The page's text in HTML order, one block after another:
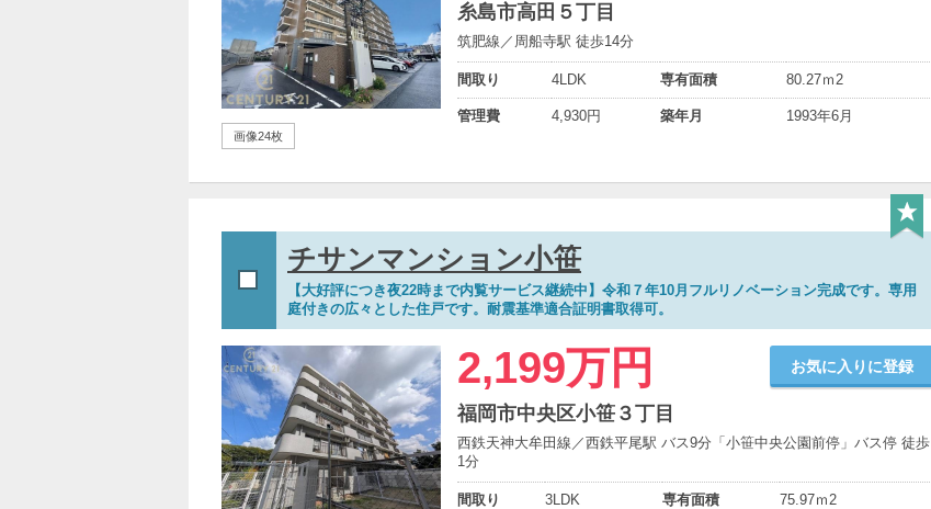
画像24枚
糸島市高田５丁目
筑肥線／周船寺駅 徒歩14分
間取り 4LDK 専有面積 80.27ｍ2
管理費 4,930円 築年月 1993年6月
チサンマンション小笹
【大好評につき夜22時まで内覧サービス継続中】令和７年10月フルリノベーション完成です。専用
庭付きの広々とした住戸です。耐震基準適合証明書取得可。
2,199万円 お気に入りに登録
福岡市中央区小笹３丁目
西鉄天神大牟田線／西鉄平尾駅 バス9分「小笹中央公園前停」バス停 徒歩
1分
間取り 3LDK 専有面積 75.97ｍ2